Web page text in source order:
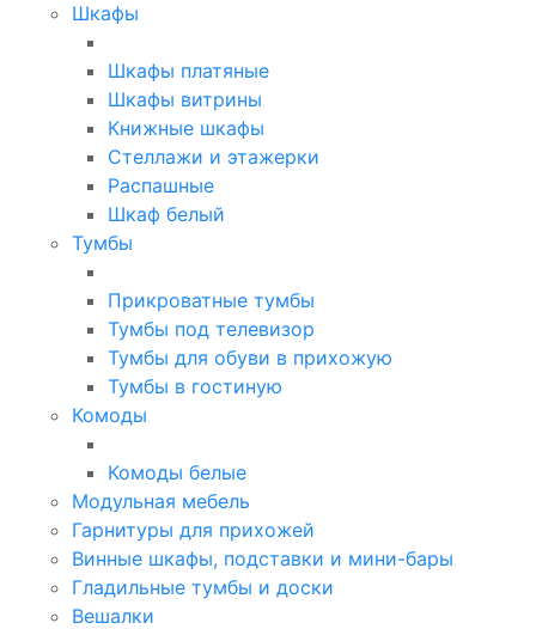
Шкафы
Шкафы платяные
Шкафы витрины
Книжные шкафы
Стеллажи и этажерки
Распашные
Шкаф белый
Тумбы
Прикроватные тумбы
Тумбы под телевизор
Тумбы для обуви в прихожую
Тумбы в гостиную
Комоды
Комоды белые
Модульная мебель
Гарнитуры для прихожей
Винные шкафы, подставки и мини-бары
Гладильные тумбы и доски
Вешалки